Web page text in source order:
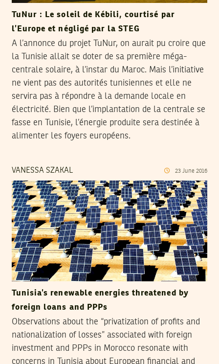
TuNur : Le soleil de Kébili, courtisé par
l’Europe et négligé par la STEG
A l’annonce du projet TuNur, on aurait pu croire que
la Tunisie allait se doter de sa première méga-
centrale solaire, à l’instar du Maroc. Mais l’initiative
ne vient pas des autorités tunisiennes et elle ne
servira pas à répondre à la demande locale en
électricité. Bien que l’implantation de la centrale se
fasse en Tunisie, l’énergie produite sera destinée à
alimenter les foyers européens.
VANESSA SZAKAL 23 June 2016
Tunisia’s renewable energies threatened by
foreign loans and PPPs
Observations about the “privatization of profits and
nationalization of losses” associated with foreign
investment and PPPs in Morocco resonate with
concerns in Tunisia about European financial and